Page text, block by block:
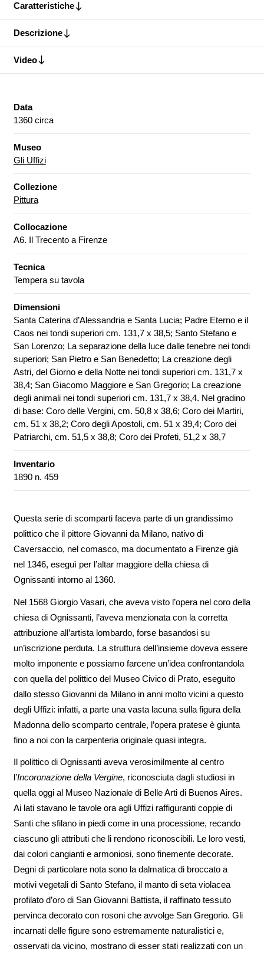
Caratteristiche
Descrizione
Video
Data
1360 circa
Museo
Gli Uffizi
Collezione
Pittura
Collocazione
A6. Il Trecento a Firenze
Tecnica
Tempera su tavola
Dimensioni
Santa Caterina d’Alessandria e Santa Lucia; Padre Eterno e il
Caos nei tondi superiori cm. 131,7 x 38,5; Santo Stefano e
San Lorenzo; La separazione della luce dalle tenebre nei tondi
superiori; San Pietro e San Benedetto; La creazione degli
Astri, del Giorno e della Notte nei tondi superiori cm. 131,7 x
38,4; San Giacomo Maggiore e San Gregorio; La creazione
degli animali nei tondi superiori cm. 131,7 x 38,4. Nel gradino
di base: Coro delle Vergini, cm. 50,8 x 38,6; Coro dei Martiri,
cm. 51 x 38,2; Coro degli Apostoli, cm. 51 x 39,4; Coro dei
Patriarchi, cm. 51,5 x 38,8; Coro dei Profeti, 51,2 x 38,7
Inventario
1890 n. 459
Questa serie di scomparti faceva parte di un grandissimo
polittico che il pittore Giovanni da Milano, nativo di
Caversaccio, nel comasco, ma documentato a Firenze già
nel 1346, eseguì per l’altar maggiore della chiesa di
Ognissanti intorno al 1360.
Nel 1568 Giorgio Vasari, che aveva visto l’opera nel coro della
chiesa di Ognissanti, l’aveva menzionata con la corretta
attribuzione all’artista lombardo, forse basandosi su
un’iscrizione perduta. La struttura dell’insieme doveva essere
molto imponente e possiamo farcene un’idea confrontandola
con quella del polittico del Museo Civico di Prato, eseguito
dallo stesso Giovanni da Milano in anni molto vicini a questo
degli Uffizi: infatti, a parte una vasta lacuna sulla figura della
Madonna dello scomparto centrale, l’opera pratese è giunta
fino a noi con la carpenteria originale quasi integra.
Il polittico di Ognissanti aveva verosimilmente al centro
l’Incoronazione della Vergine, riconosciuta dagli studiosi in
quella oggi al Museo Nazionale di Belle Arti di Buenos Aires.
Ai lati stavano le tavole ora agli Uffizi raffiguranti coppie di
Santi che sfilano in piedi come in una processione, recando
ciascuno gli attributi che li rendono riconoscibili. Le loro vesti,
dai colori cangianti e armoniosi, sono finemente decorate.
Degni di particolare nota sono la dalmatica di broccato a
motivi vegetali di Santo Stefano, il manto di seta violacea
profilato d’oro di San Giovanni Battista, il raffinato tessuto
pervinca decorato con rosoni che avvolge San Gregorio. Gli
incarnati delle figure sono estremamente naturalistici e,
osservati da vicino, mostrano di esser stati realizzati con un